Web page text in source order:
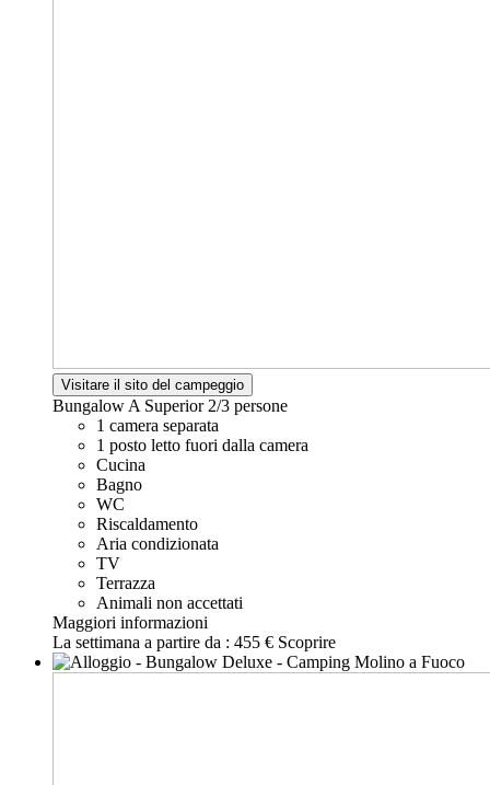
Visitare il sito del campeggio
Bungalow A Superior 2/3 persone
1 camera separata
1 posto letto fuori dalla camera
Cucina
Bagno
WC
Riscaldamento
Aria condizionata
TV
Terrazza
Animali non accettati
Maggiori informazioni
La settimana a partire da : 455 € Scoprire